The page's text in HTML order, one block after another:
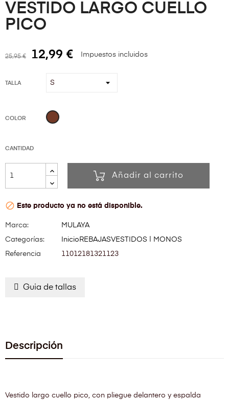
VESTIDO LARGO CUELLO
PICO
25,95 € 12,99 € Impuestos incluidos
TALLA
COLOR Marrón
CANTIDAD
Añadir al carrito
 Este producto ya no está disponible.
Marca:
MULAYA
Categorías:
Inicio REBAJASVESTIDOS | MONOS
Referencia
11012181321123
Guia de tallas
Descripción
Vestido largo cuello pico, con pliegue delantero y espalda